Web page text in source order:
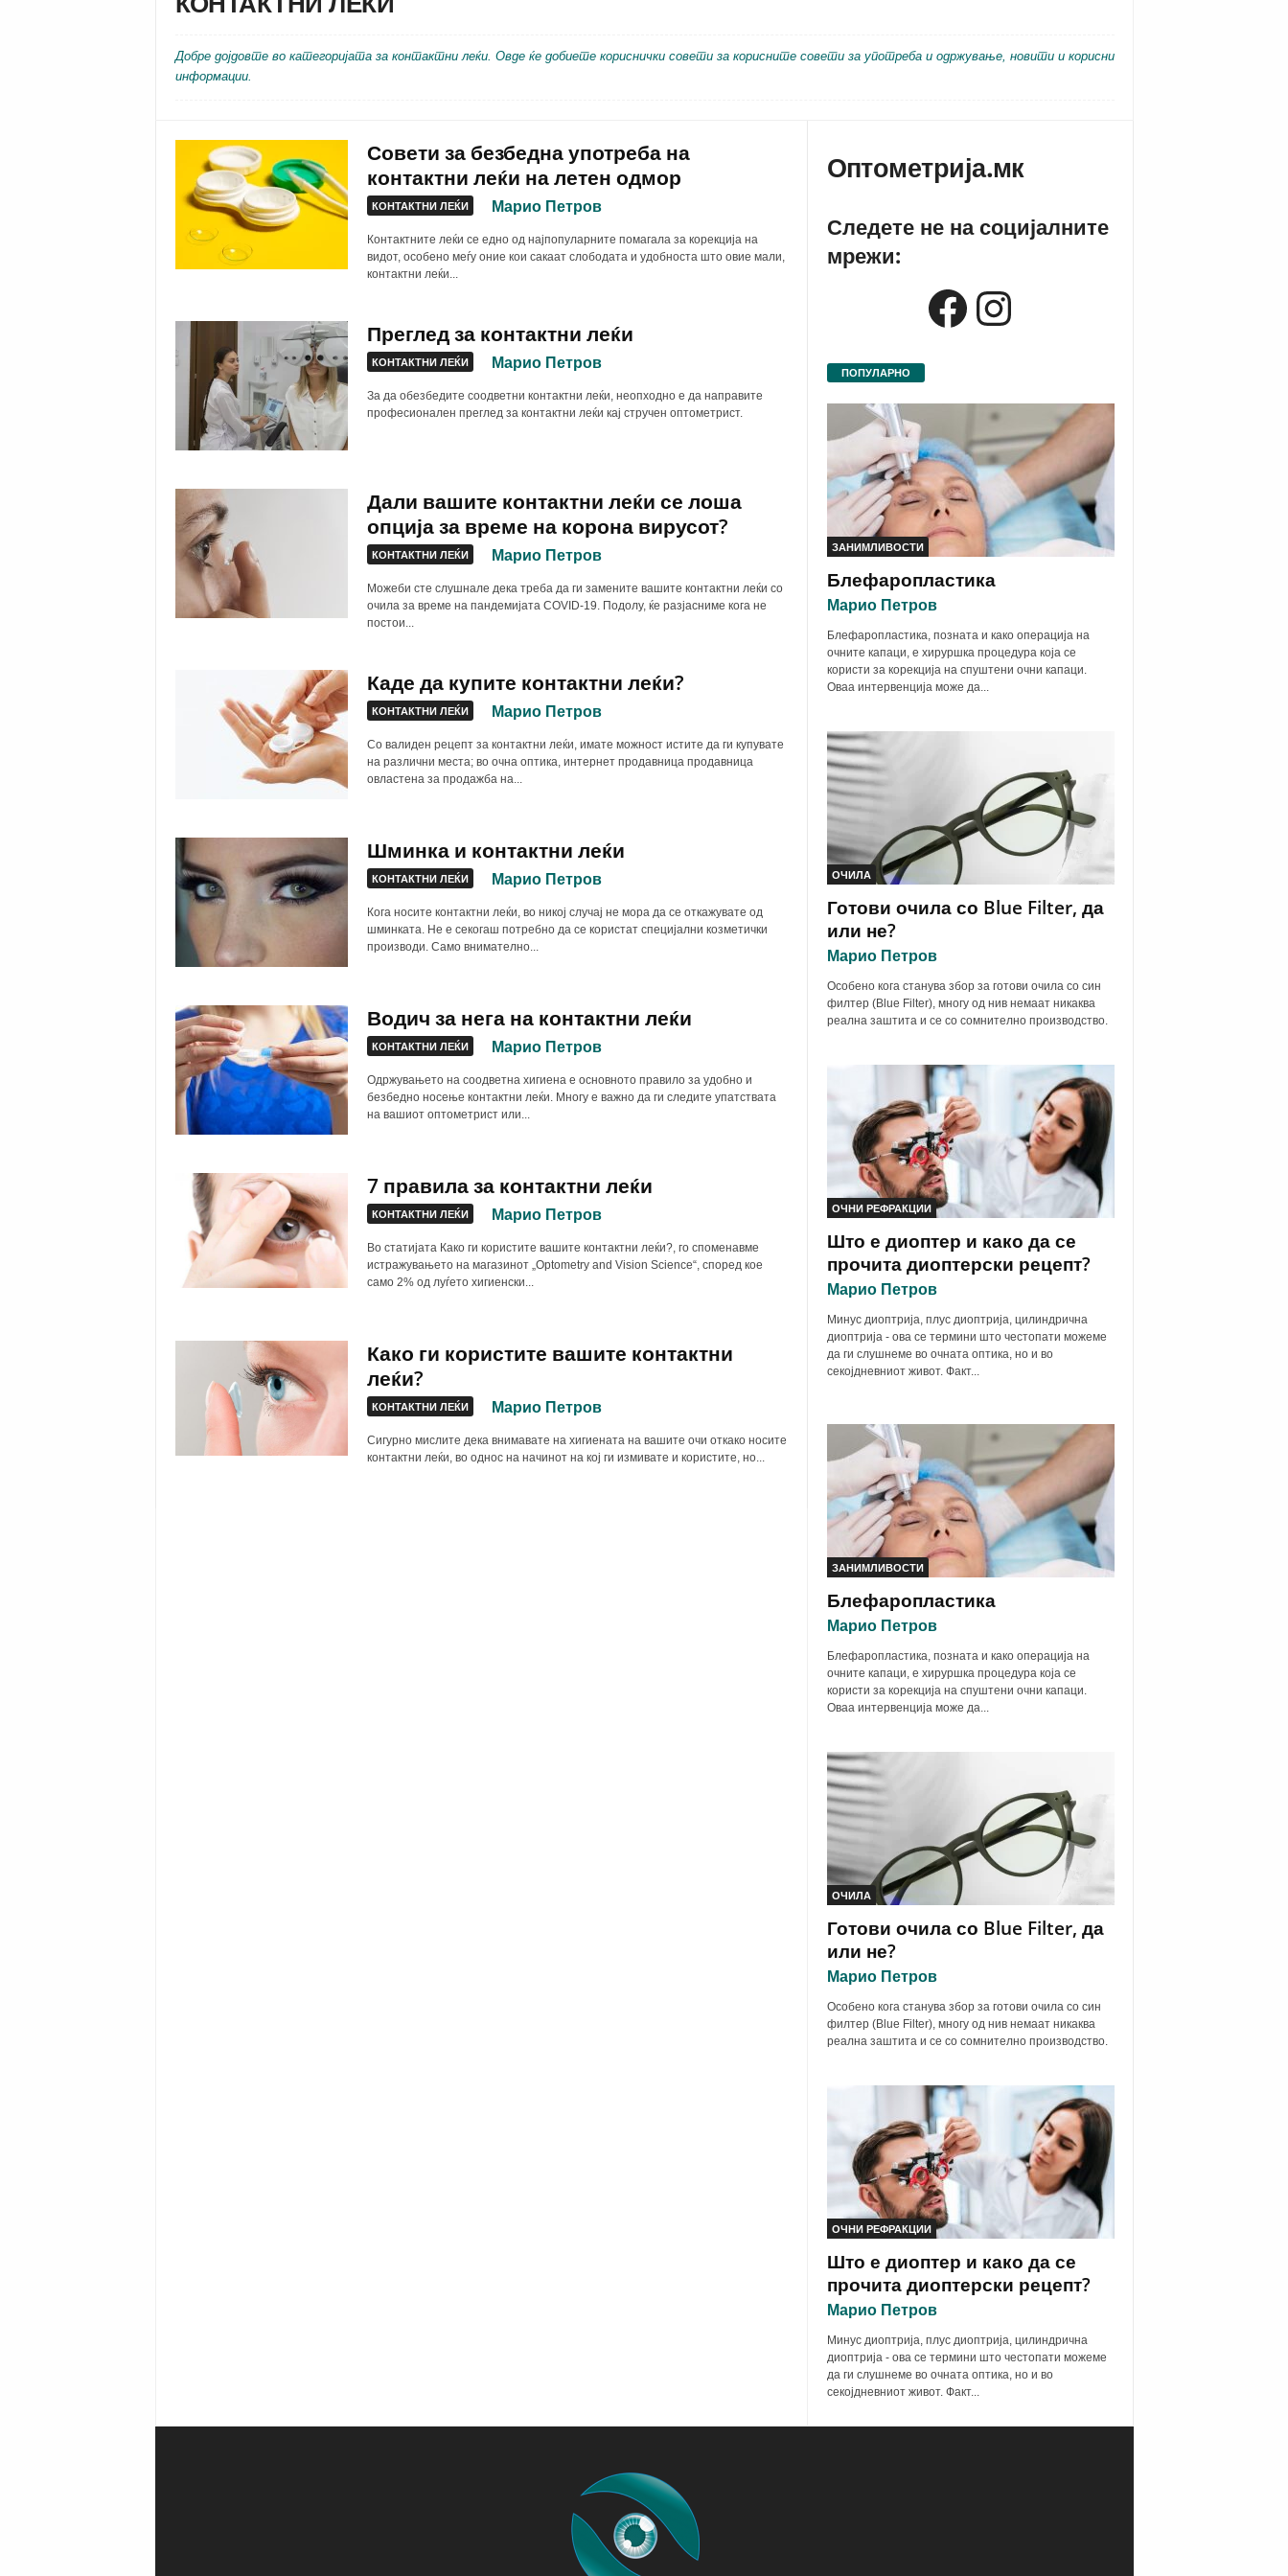
Добре дојдовте во категоријата за контактни леќи. Овде ќе добиете кориснички совети за корисните совети за употреба и одржување, новити и корисни
информации.
Совети за безбедна употреба на
контактни леќи на летен одмор
КОНТАКТНИ ЛЕЌИ Марио Петров
Контактните леќи се едно од најпопуларните помагала за корекција на
видот, особено меѓу оние кои сакаат слободата и удобноста што овие мали,
контактни леќи...
Преглед за контактни леќи
КОНТАКТНИ ЛЕЌИ Марио Петров
За да обезбедите соодветни контактни леќи, неопходно е да направите
професионален преглед за контактни леќи кај стручен оптометрист.
Дали вашите контактни леќи се лоша
опција за време на корона вирусот?
КОНТАКТНИ ЛЕЌИ Марио Петров
Можеби сте слушнале дека треба да ги замените вашите контактни леќи со
очила за време на пандемијата COVID-19. Подолу, ќе разјасниме кога не
постои...
Каде да купите контактни леќи?
КОНТАКТНИ ЛЕЌИ Марио Петров
Со валиден рецепт за контактни леќи, имате можност истите да ги купувате
на различни места; во очна оптика, интернет продавница продавница
овластена за продажба на...
Шминка и контактни леќи
КОНТАКТНИ ЛЕЌИ Марио Петров
Кога носите контактни леќи, во никој случај не мора да се откажувате од
шминката. Не е секогаш потребно да се користат специјални козметички
производи. Само внимателно...
Водич за нега на контактни леќи
КОНТАКТНИ ЛЕЌИ Марио Петров
Одржувањето на соодветна хигиена е основното правило за удобно и
безбедно носење контактни леќи. Многу е важно да ги следите упатствата
на вашиот оптометрист или...
7 правила за контактни леќи
КОНТАКТНИ ЛЕЌИ Марио Петров
Во статијата Како ги користите вашите контактни леќи?, го споменавме
истражувањето на магазинот „Optometry and Vision Science“, според кое
само 2% од луѓето хигиенски...
Како ги користите вашите контактни
леќи?
КОНТАКТНИ ЛЕЌИ Марио Петров
Сигурно мислите дека внимавате на хигиената на вашите очи откако носите
контактни леќи, во однос на начинот на кој ги измивате и користите, но...
Оптометрија.мк
Следете не на социјалните
мрежи:
Facebook Instagram
ПОПУЛАРНО
ЗАНИМЛИВОСТИ
Блефаропластика
Марио Петров
Блефаропластика, позната и како операција на
очните капаци, е хируршка процедура која се
користи за корекција на спуштени очни капаци.
Оваа интервенција може да...
ОЧИЛА
Готови очила со Blue Filter, да
или не?
Марио Петров
Особено кога станува збор за готови очила со син
филтер (Blue Filter), многу од нив немаат никаква
реална заштита и се со сомнително производство.
ОЧНИ РЕФРАКЦИИ
Што е диоптер и како да се
прочита диоптерски рецепт?
Марио Петров
Минус диоптрија, плус диоптрија, цилиндрична
диоптрија - ова се термини што честопати можеме
да ги слушнеме во очната оптика, но и во
секојдневниот живот. Факт...
ЗАНИМЛИВОСТИ
Блефаропластика
Марио Петров
Блефаропластика, позната и како операција на
очните капаци, е хируршка процедура која се
користи за корекција на спуштени очни капаци.
Оваа интервенција може да...
ОЧИЛА
Готови очила со Blue Filter, да
или не?
Марио Петров
Особено кога станува збор за готови очила со син
филтер (Blue Filter), многу од нив немаат никаква
реална заштита и се со сомнително производство.
ОЧНИ РЕФРАКЦИИ
Што е диоптер и како да се
прочита диоптерски рецепт?
Марио Петров
Минус диоптрија, плус диоптрија, цилиндрична
диоптрија - ова се термини што честопати можеме
да ги слушнеме во очната оптика, но и во
секојдневниот живот. Факт...